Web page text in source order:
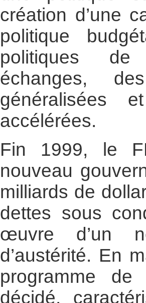
création d’une
politique
politiques de
échanges,
généralisées
accélérées.
Fin 1999, le
nouveau
milliards de
dettes sous
œuvre d’un
d’austérité. En
programme
décidé,